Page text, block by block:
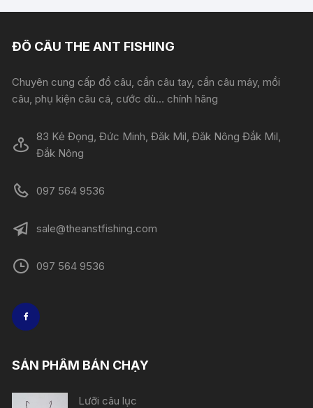
ĐỒ CÂU THE ANT FISHING
Chuyên cung cấp đồ câu, cần câu tay, cần câu máy, mồi
câu, phụ kiện câu cá, cước dù... chính hãng
83 Kẻ Đọng, Đức Minh, Đăk Mil, Đăk Nông Đắk Mil,
Đắk Nông
097 564 9536
sale@theanstfishing.com
097 564 9536
SẢN PHẨM BÁN CHẠY
Lưỡi câu lục